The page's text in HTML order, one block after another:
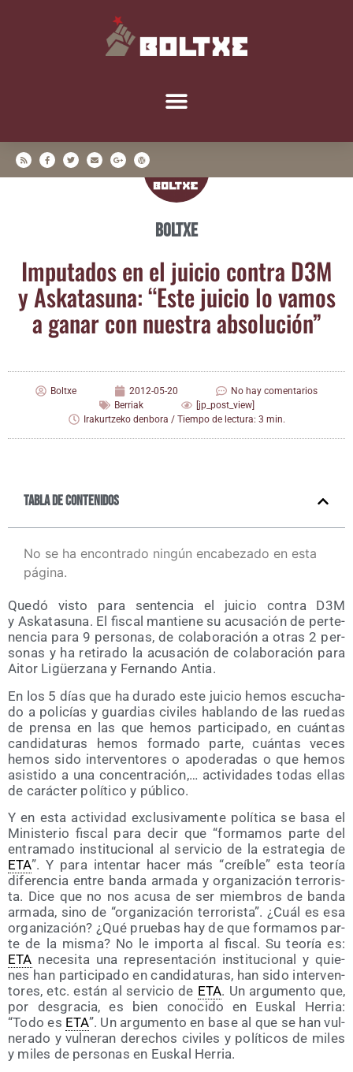
Boltxe
Impu­tados en el jui­cio con­tra D3M
y Aska­ta­su­na: “Este jui­cio lo vamos
a ganar con nues­tra absolución”
Boltxe 2012-05-20
No hay comentarios
Berriak
[jp_post_view]
Irakurtzeko denbora / Tiempo de lectura: 3 min.
Tabla de contenidos
No se ha encontrado ningún encabezado en esta
página.
Que­dó vis­to para sen­ten­cia el jui­cio con­tra D3M
y Aska­ta­su­na. El fis­cal man­tie­ne su acu­sa­ción de per­te­
nen­cia para 9 per­so­nas, de cola­bo­ra­ción a otras 2 per­
so­nas y ha reti­ra­do la acu­sa­ción de cola­bo­ra­ción para
Aitor Ligüer­za­na y Fer­nan­do Antia.
En los 5 días que ha dura­do este jui­cio hemos escu­cha­
do a poli­cías y guar­dias civi­les hablan­do de las rue­das
de pren­sa en las que hemos par­ti­ci­pa­do, en cuán­tas
can­di­da­tu­ras hemos for­ma­do par­te, cuán­tas veces
hemos sido inter­ven­to­res o apo­de­ra­das o que hemos
asis­ti­do a una con­cen­tra­ción,… acti­vi­da­des todas ellas
de carác­ter polí­ti­co y público.
Y en esta acti­vi­dad exclu­si­va­men­te polí­ti­ca se basa el
Minis­te­rio fis­cal para decir que “for­ma­mos par­te del
entra­ma­do ins­ti­tu­cio­nal al ser­vi­cio de la estra­te­gia de
ETA”. Y para inten­tar hacer más “creí­ble” esta teo­ría
dife­ren­cia entre ban­da arma­da y orga­ni­za­ción terro­ris­
ta. Dice que no nos acu­sa de ser miem­bros de ban­da
arma­da, sino de “orga­ni­za­ción terro­ris­ta”. ¿Cuál es esa
orga­ni­za­ción? ¿Qué prue­bas hay de que for­ma­mos par­
te de la mis­ma? No le impor­ta al fis­cal. Su teo­ría es:
ETA nece­si­ta una repre­sen­ta­ción ins­ti­tu­cio­nal y quie­
nes han par­ti­ci­pa­do en can­di­da­tu­ras, han sido inter­ven­
to­res, etc. están al ser­vi­cio de ETA. Un argu­men­to que,
por des­gra­cia, es bien cono­ci­do en Eus­kal Herria:
“Todo es ETA”. Un argu­men­to en base al que se han vul­
ne­ra­do y vul­ne­ran dere­chos civi­les y polí­ti­cos de miles
y miles de per­so­nas en Eus­kal Herria.